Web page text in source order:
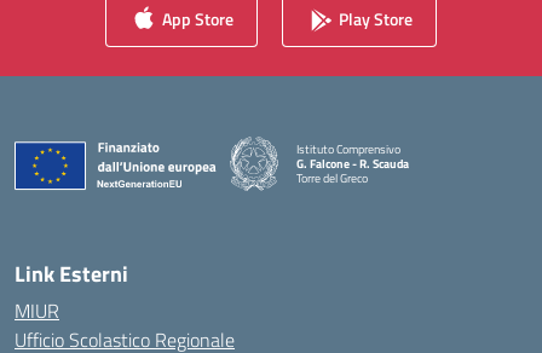
App Store Play Store
Istituto Comprensivo
G. Falcone - R. Scauda
Torre del Greco
Link Esterni
MIUR
Ufficio Scolastico Regionale